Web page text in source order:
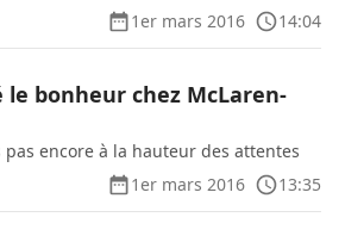
1er mars 2016
14:04
bonheur chez McLaren-
encore à la hauteur des attentes
1er mars 2016
13:35